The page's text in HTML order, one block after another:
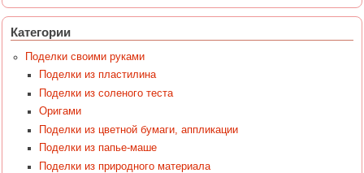
Категории
Поделки своими руками
Поделки из пластилина
Поделки из соленого теста
Оригами
Поделки из цветной бумаги, аппликации
Поделки из папье-маше
Поделки из природного материала